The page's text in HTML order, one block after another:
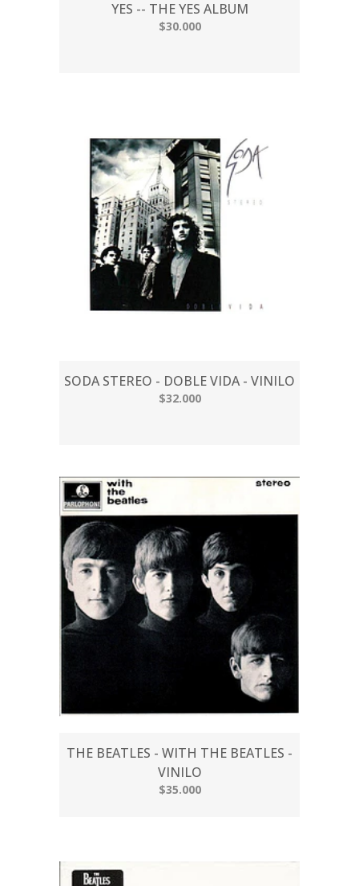
YES -- THE YES ALBUM
$30.000
SODA STEREO - DOBLE VIDA - VINILO
$32.000
THE BEATLES - WITH THE BEATLES -
VINILO
$35.000